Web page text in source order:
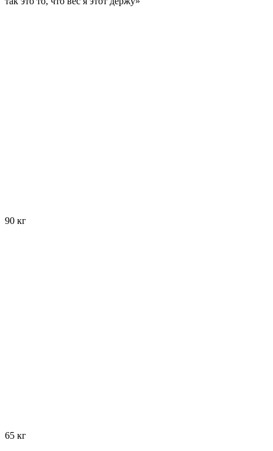
90 кг
65 кг